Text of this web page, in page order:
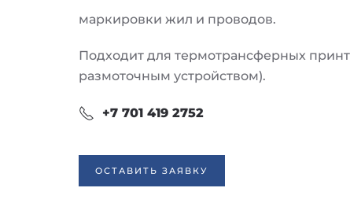
маркировки жил и проводов.
Подходит для термотрансферных
размоточным устройством).
+7 701 419 2752
ОСТАВИТЬ ЗАЯВКУ